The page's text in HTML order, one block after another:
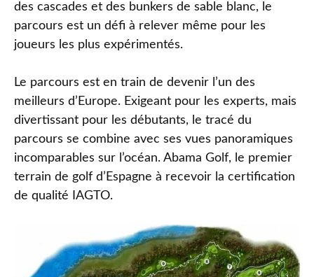
des cascades et des bunkers de sable blanc, le
parcours est un défi à relever même pour les
joueurs les plus expérimentés.
Le parcours est en train de devenir l’un des
meilleurs d’Europe. Exigeant pour les experts, mais
divertissant pour les débutants, le tracé du
parcours se combine avec ses vues panoramiques
incomparables sur l’océan. Abama Golf, le premier
terrain de golf d’Espagne à recevoir la certification
de qualité IAGTO.